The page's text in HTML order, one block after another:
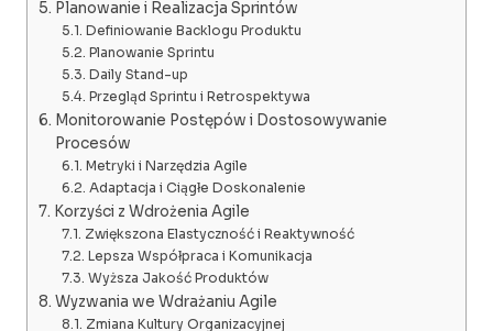
Planowanie i Realizacja Sprintów
Definiowanie Backlogu Produktu
Planowanie Sprintu
Daily Stand-up
Przegląd Sprintu i Retrospektywa
Monitorowanie Postępów i Dostosowywanie
Procesów
Metryki i Narzędzia Agile
Adaptacja i Ciągłe Doskonalenie
Korzyści z Wdrożenia Agile
Zwiększona Elastyczność i Reaktywność
Lepsza Współpraca i Komunikacja
Wyższa Jakość Produktów
Wyzwania we Wdrażaniu Agile
Zmiana Kultury Organizacyjnej